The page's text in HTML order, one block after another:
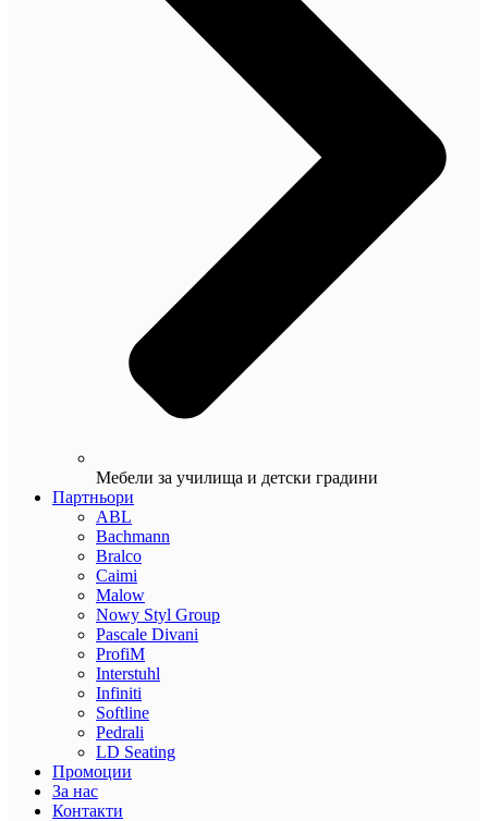
Мебели за училища и детски градини
Партньори
ABL
Bachmann
Bralco
Caimi
Malow
Nowy Styl Group
Pascale Divani
ProfiM
Interstuhl
Infiniti
Softline
Pedrali
LD Seating
Промоции
За нас
Контакти